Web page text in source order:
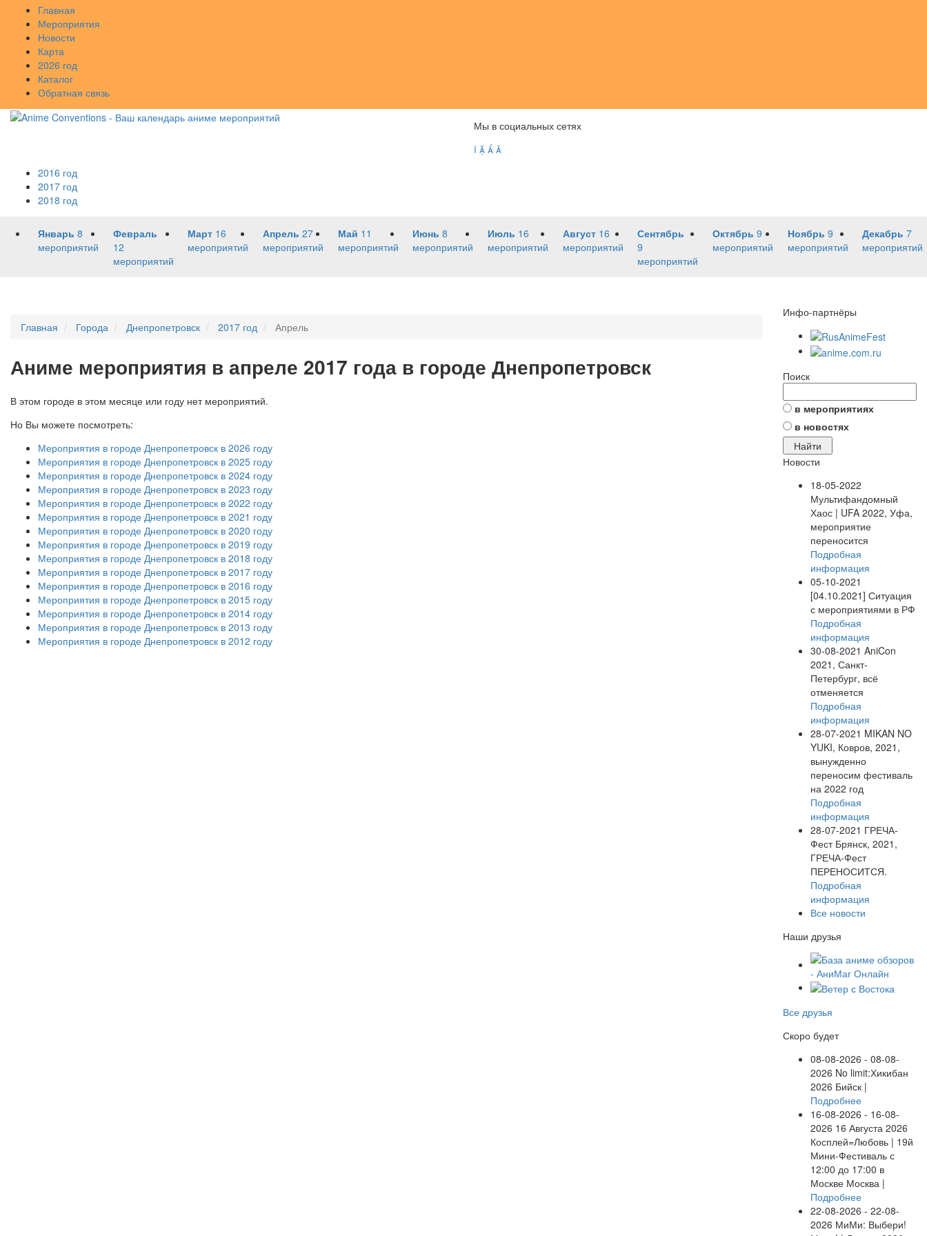
Главная
Мероприятия
Новости
Карта
2026 год
Каталог
Обратная связь
Мы в социальных сетях
   
2016 год
2017 год
2018 год
Январь 8
мероприятий
Февраль
12
мероприятий
Март 16
мероприятий
Апрель 27
мероприятий
Май 11
мероприятий
Июнь 8
мероприятий
Июль 16
мероприятий
Август 16
мероприятий
Сентябрь
9
мероприятий
Октябрь 9
мероприятий
Ноябрь 9
мероприятий
Декабрь 7
мероприятий
Главная Города Днепропетровск 2017 год Апрель
Аниме мероприятия в апреле 2017 года в городе Днепропетровск
В этом городе в этом месяце или году нет мероприятий.
Но Вы можете посмотреть:
Мероприятия в городе Днепропетровск в 2026 году
Мероприятия в городе Днепропетровск в 2025 году
Мероприятия в городе Днепропетровск в 2024 году
Мероприятия в городе Днепропетровск в 2023 году
Мероприятия в городе Днепропетровск в 2022 году
Мероприятия в городе Днепропетровск в 2021 году
Мероприятия в городе Днепропетровск в 2020 году
Мероприятия в городе Днепропетровск в 2019 году
Мероприятия в городе Днепропетровск в 2018 году
Мероприятия в городе Днепропетровск в 2017 году
Мероприятия в городе Днепропетровск в 2016 году
Мероприятия в городе Днепропетровск в 2015 году
Мероприятия в городе Днепропетровск в 2014 году
Мероприятия в городе Днепропетровск в 2013 году
Мероприятия в городе Днепропетровск в 2012 году
Инфо-партнёры
Поиск
в мероприятиях
в новостях
Новости
18-05-2022
Мультифандомный
Хаос | UFA 2022, Уфа,
мероприятие
переносится
Подробная
информация
05-10-2021
[04.10.2021] Ситуация
с мероприятиями в РФ
Подробная
информация
30-08-2021 AniCon
2021, Санкт-
Петербург, всё
отменяется
Подробная
информация
28-07-2021 MIKAN NO
YUKI, Ковров, 2021,
вынужденно
переносим фестиваль
на 2022 год
Подробная
информация
28-07-2021 ГРЕЧА-
Фест Брянск, 2021,
ГРЕЧА-Фест
ПЕРЕНОСИТСЯ.
Подробная
информация
Все новости
Наши друзья
Все друзья
Скоро будет
08-08-2026 - 08-08-
2026 No limit:Хикибан
2026 Бийск |
Подробнее
16-08-2026 - 16-08-
2026 16 Августа 2026
Косплей=Любовь | 19й
Мини-Фестиваль с
12:00 до 17:00 в
Москве Москва |
Подробнее
22-08-2026 - 22-08-
2026 МиМи: Выбери!